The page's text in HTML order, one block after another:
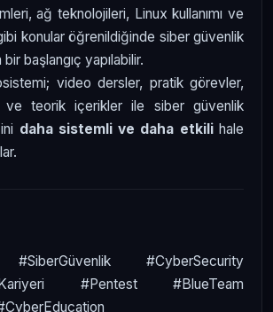
ağ teknolojileri, Linux kullanımı ve
konular öğrenildiğinde siber güvenlik
başlangıç yapılabilir.
video dersler, pratik görevler,
ve teorik içerikler ile siber güvenlik
daha sistemli ve daha etkilihale
#CyberSecurity
#Pentest #BlueTeam